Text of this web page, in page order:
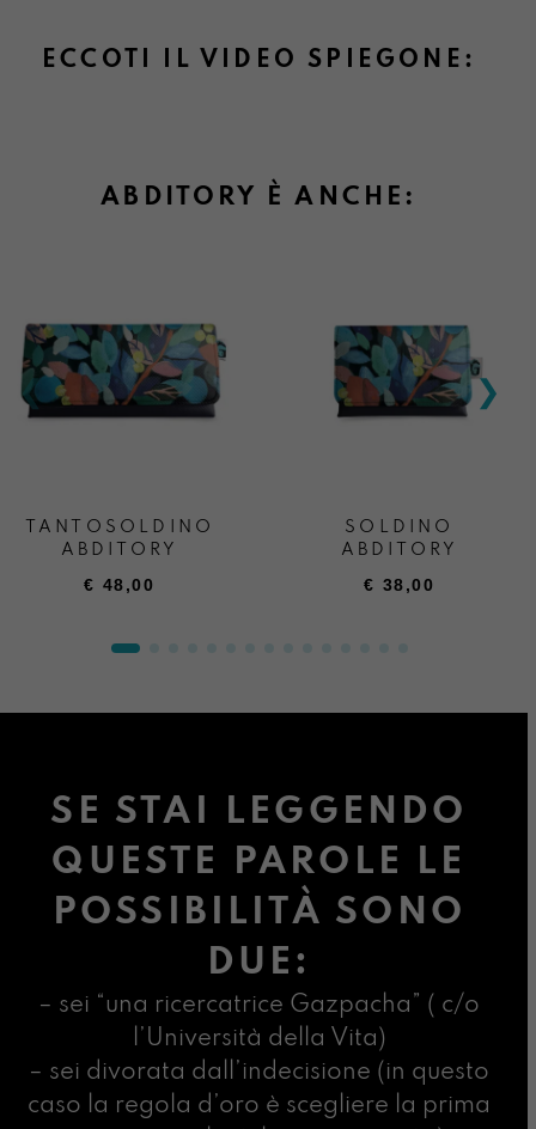
ECCOTI IL VIDEO SPIEGONE:
ABDITORY È ANCHE:
TANTOSOLDINO
ABDITORY
€ 48,00
SOLDINO
ABDITORY
€ 38,00
SE STAI LEGGENDO
QUESTE PAROLE LE
POSSIBILITÀ SONO
DUE:
– sei “una ricercatrice Gazpacha” ( c/o
l’Università della Vita)
– sei divorata dall’indecisione (in questo
caso la regola d’oro è scegliere la prima